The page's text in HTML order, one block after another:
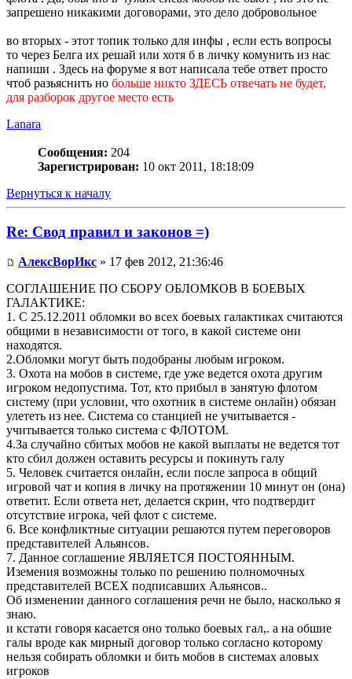
запрешено никакими договорами, это дело добровольное
во вторых - этот топик только для инфы , если есть вопросы
то через Белга их решай или хотя б в личку комунить из нас
напиши . Здесь на форуме я вот написала тебе ответ просто
чтоб разьяснить но больше никто ЗДЕСЬ отвечать не будет,
для разборок другое место есть
Lanara
Сообщения: 204
Зарегистрирован: 10 окт 2011, 18:18:09
Вернуться к началу
Re: Свод правил и законов =)
АлексВорИкс » 17 фев 2012, 21:36:46
СОГЛАШЕНИЕ ПО СБОРУ ОБЛОМКОВ В БОЕВЫХ
ГАЛАКТИКЕ:
1. С 25.12.2011 обломки во всех боевых галактиках считаются
общими в независимости от того, в какой системе они
находятся.
2.Обломки могут быть подобраны любым игроком.
3. Охота на мобов в системе, где уже ведется охота другим
игроком недопустима. Тот, кто прибыл в занятую флотом
систему (при условии, что охотник в системе онлайн) обязан
улететь из нее. Система со станцией не учитывается -
учитывается только система с ФЛОТОМ.
4.За случайно сбитых мобов не какой выплаты не ведется тот
кто сбил должен оставить ресурсы и покинуть галу
5. Человек считается онлайн, если после запроса в общий
игровой чат и копия в личку на протяжении 10 минут он (она)
ответит. Если ответа нет, делается скрин, что подтвердит
отсутствие игрока, чей флот с системе.
6. Все конфликтные ситуации решаются путем переговоров
представителей Альянсов.
7. Данное соглашение ЯВЛЯЕТСЯ ПОСТОЯННЫМ.
Иземения возможны только по решению полномочных
представителей ВСЕХ подписавших Альянсов..
Об изменении данного соглашения речи не было, насколько я
знаю.
и кстати говоря касается оно только боевых гал,. а на обшие
галы вроде как мирный договор только согласно которому
нельзя собирать обломки и бить мобов в системах аловых
игроков